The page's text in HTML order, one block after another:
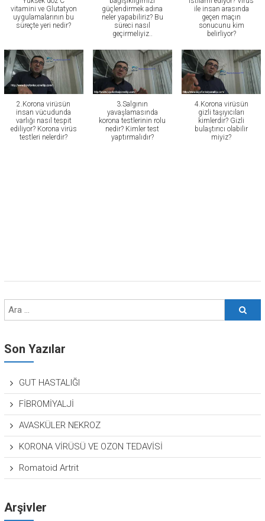
vitamini ve Glutatyon
uygulamalarının bu
süreçte yeri nedir?
güçlendirmek adına
neler yapabiliriz? Bu
süreci nasıl
geçirmeliyiz..
ile insan arasında
geçen maçın
sonucunu kim
belirliyor?
2.Korona virüsün
insan vücudunda
varlığı nasıl tespit
ediliyor? Korona virüs
testleri nelerdir?
3.Salgının
yavaşlamasında
korona testlerinin rolu
nedir? Kimler test
yaptırmalıdır?
4.Korona virüsün
gizli taşıyıcıları
kimlerdir? Gizli
bulaştırıcı olabilir
miyiz?
Son Yazılar
GUT HASTALIĞI
FİBROMİYALJİ
AVASKÜLER NEKROZ
KORONA VİRÜSÜ VE OZON TEDAVİSİ
Romatoid Artrit
Arşivler